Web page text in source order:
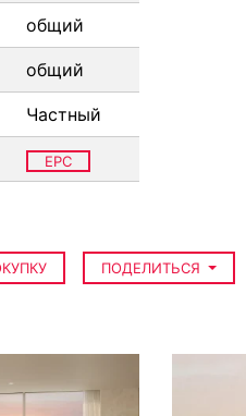
общий
общий
Частный
EPC
ПОДЕЛИТЬСЯ